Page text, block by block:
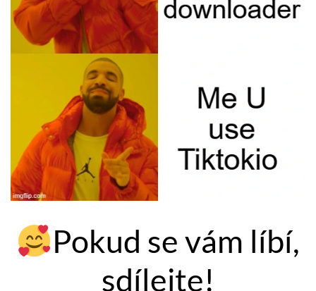
Pokud se vám líbí,
sdílejte!